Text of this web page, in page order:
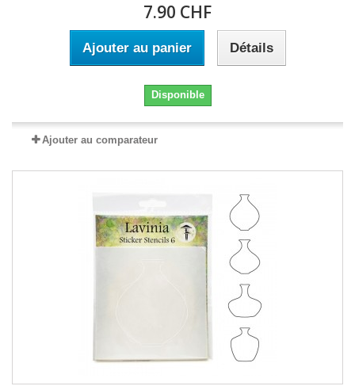
7.90 CHF
Ajouter au panier Détails
Disponible
Ajouter au comparateur